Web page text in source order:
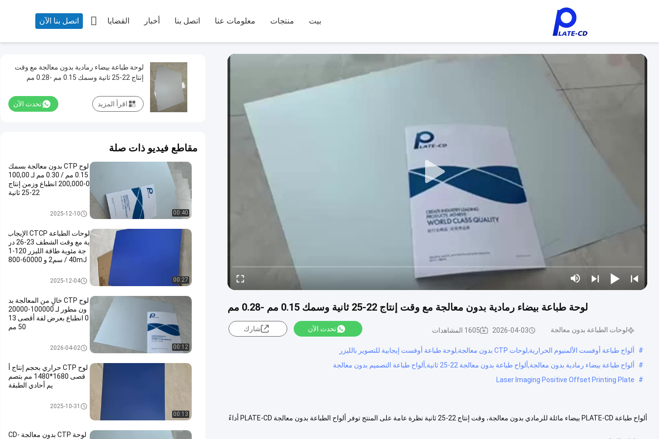
بيت منتجات معلومات عنا اتصل بنا أخبار القضايا اتصل بنا الآن 
لوحة طباعة بيضاء رمادية بدون معالجة مع وقت إنتاج 22-25 ثانية وسمك 0.15 مم -0.28 مم
لوحات الطباعة بدون معالجة 2026-04-03 1605 المشاهدات تحدث الآن شارك
#
ألواح طباعة أوفست الألمنيوم الحرارية,لوحات CTP بدون معالجة,لوحة طباعة أوفست إيجابية للتصوير بالليزر
#
ألواح طباعة بيضاء رمادية بدون معالجة,ألواح طباعة بدون معالجة 22-25 ثانية,ألواح طباعة التصميم بدون معالجة
#
Laser Imaging Positive Offset Printing Plate
ألواح طباعة PLATE-CD بيضاء مائلة للرمادي بدون معالجة، وقت إنتاج 22-25 ثانية نظرة عامة على المنتج توفر ألواح الطباعة بدون معالجة PLATE-CD أداءً
لوحة طباعة بيضاء رمادية بدون معالجة مع وقت
إنتاج 22-25 ثانية وسمك 0.15 مم -0.28 مم
تحدث الآن اقرأ المزيد
مقاطع فيديو ذات صلة
00:40
لوح CTP بدون معالجة بسمك
0.15 مم / 0.30 مم لـ 100,00
0-200,000 انطباع وزمن إنتاج
22-25 ثانية
لوحات الطباعة بدون معالجة
2025-12-10
00:27
لوحات الطباعة CTCP الإيجاب
ية مع وقت الشطف 23-26 در
جة مئوية طاقة الليزر 120-1
40mJ / سم2 و 60000-800
لوحات الطباعة CTCP2025-12-04
00:12
لوح CTP خالٍ من المعالجة بد
ون مطور لـ 100000-20000
0 انطباع بعرض لفة أقصى 13
50 مم
لوحات الطباعة بدون معالجة
2026-04-02
00:13
لوح CTP حراري بحجم إنتاج أ
قصى 1680*1480 مم بتصم
يم أحادي الطبقة
لوحة CTP الحرارية2025-10-31
لوحة CTP بدون معالجة CD-